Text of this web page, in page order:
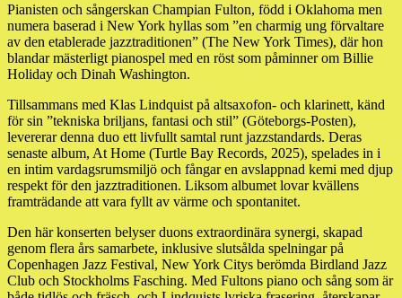
Pianisten och sångerskan Champian Fulton, född i Oklahoma men
numera baserad i New York hyllas som ”en charmig ung förvaltare
av den etablerade jazztraditionen” (The New York Times), där hon
blandar mästerligt pianospel med en röst som påminner om Billie
Holiday och Dinah Washington.
Tillsammans med Klas Lindquist på altsaxofon- och klarinett, känd
för sin ”tekniska briljans, fantasi och stil” (Göteborgs-Posten),
levererar denna duo ett livfullt samtal runt jazzstandards. Deras
senaste album, At Home (Turtle Bay Records, 2025), spelades in i
en intim vardagsrumsmiljö och fångar en avslappnad kemi med djup
respekt för den jazztraditionen. Liksom albumet lovar kvällens
framträdande att vara fyllt av värme och spontanitet.
Den här konserten belyser duons extraordinära synergi, skapad
genom flera års samarbete, inklusive slutsålda spelningar på
Copenhagen Jazz Festival, New York Citys berömda Birdland Jazz
Club och Stockholms Fasching. Med Fultons piano och sång som är